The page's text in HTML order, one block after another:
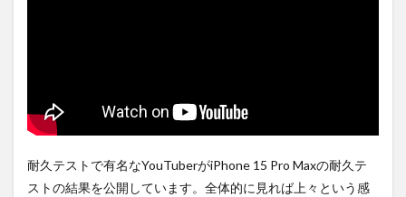
耐久テストで有名なYouTuberがiPhone 15 Pro Maxの耐久テ
ストの結果を公開しています。全体的に見れば上々という感